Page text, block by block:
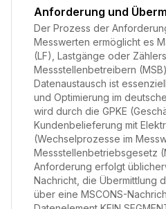
Anforderung und
Der Prozess der
Messwerten ermöglicht es
(LF), Lastgänge oder
Messstellenbetreibern
Datenaustausch ist
und Optimierung im
wird durch die GPKE
Kundenbelieferung mit
(Wechselprozesse im
Messstellenbetriebsgesetz
Anforderung erfolgt
Nachricht, die Übermittlung
über eine MSCONS-